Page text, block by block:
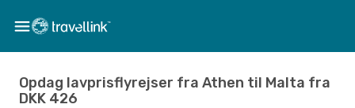
Opdag lavprisflyrejser fra Athen til Malta fra
DKK 426